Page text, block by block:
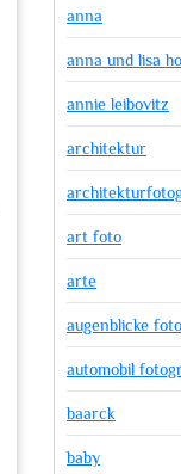
anna
anna und lisa
annie leibovitz
architektur
art foto
arte
augenblicke
automobil
baarck
baby